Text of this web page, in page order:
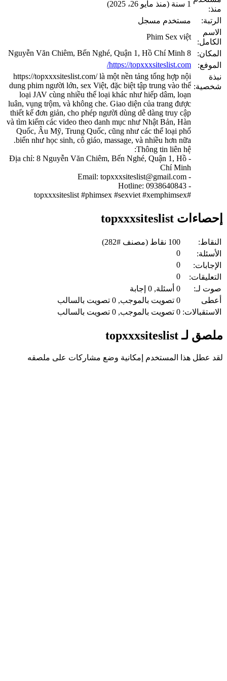
منذ:
1 سنة (منذ مايو 26، 2025)
الرتبة:
مستخدم مسجل
الاسم
الكامل:
Phim Sex việt
المكان:
8 Nguyễn Văn Chiêm, Bến Nghé, Quận 1, Hồ Chí Minh
الموفع:
https://topxxxsiteslist.com/
نبذة
شخصية:
https://topxxxsiteslist.com/ là một nền tảng tổng hợp nội
dung phim người lớn, sex Việt, đặc biệt tập trung vào thể
loại JAV cùng nhiều thể loại khác như hiếp dâm, loạn
luân, vụng trộm, và không che. Giao diện của trang được
thiết kế đơn giản, cho phép người dùng dễ dàng truy cập
và tìm kiếm các video theo danh mục như Nhật Bản, Hàn
Quốc, Âu Mỹ, Trung Quốc, cũng như các thể loại phổ
biến như học sinh, cô giáo, massage, và nhiều hơn nữa.
Thông tin liên hệ:
- Địa chỉ: 8 Nguyễn Văn Chiêm, Bến Nghé, Quận 1, Hồ
Chí Minh
- Email:
topxxxsiteslist@gmail.com
- Hotline: 0938640843
#topxxxsiteslist #phimsex #sexviet #xemphimsex
إحصاءات topxxxsiteslist
النقاط: 100 نقاط (مصنف #282
)
الأسئلة:
0
الإجابات:
0
التعليقات:
0
صوت لـ:
0 أسئلة, 0 إجابة
أعطى
0 تصويت بالموجب, 0 تصويت بالسالب
الاستقبالات: 0 تصويت بالموجب, 0 تصويت بالسالب
ملصق لـ topxxxsiteslist
لقد عطل هذا المستخدم إمكانية وضع مشاركات على ملصقه